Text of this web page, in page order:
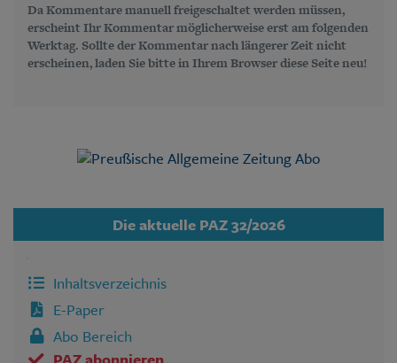
Da Kommentare manuell freigeschaltet werden müssen,
erscheint Ihr Kommentar möglicherweise erst am folgenden
Werktag. Sollte der Kommentar nach längerer Zeit nicht
erscheinen, laden Sie bitte in Ihrem Browser diese Seite neu!
Die aktuelle PAZ 32/2026
Inhaltsverzeichnis
E-Paper
Abo Bereich